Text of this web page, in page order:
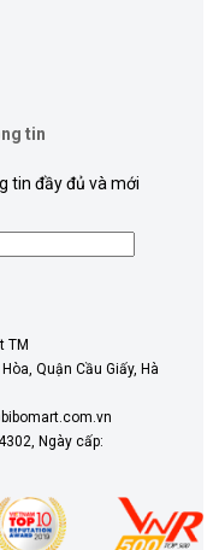
tin
tin đầy đủ và mới
TM
Quận Cầu Giấy, Hà
Ngày cấp: